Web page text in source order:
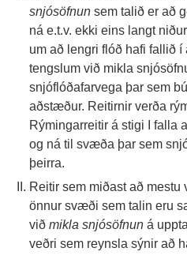
snjósöfnun sem talið er að
ná e.t.v. ekki eins langt
um að lengri flóð hafi fallið
tengslum við mikla
snjóflóðafarvega þar sem
aðstæður. Reitirnir verða
Rýmingarreitir á stigi I
og ná til svæða þar sem
þeirra.
Reitir sem miðast að
önnur svæði sem talin eru
við mikla snjósöfnun á
veðri sem reynsla sýnir að